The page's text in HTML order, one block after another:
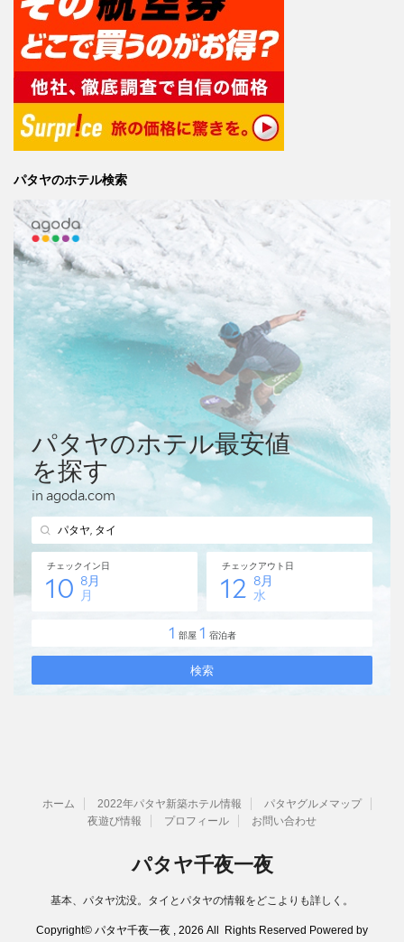
パタヤのホテル検索
ホーム 2022年パタヤ新築ホテル情報
パタヤグルメマップ
夜遊び情報
プロフィール お問い合わせ
パタヤ千夜一夜
基本、パタヤ沈没。タイとパタヤの情報をどこよりも詳しく。
Copyright© パタヤ千夜一夜 , 2026 All Rights Reserved Powered by